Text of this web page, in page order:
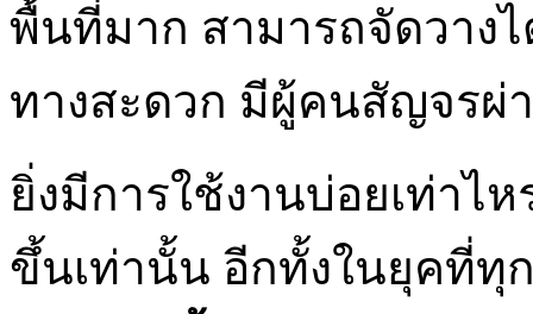
พื้นที่มาก สามารถจัดวาง
ทางสะดวก มีผู้คนสัญจรผ่
ยิ่งมีการใช้งานบ่อยเท่าไห
ขึ้นเท่านั้น อีกทั้งในยุคที่ทุ